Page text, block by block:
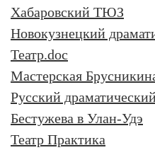
Хабаровский ТЮЗ
Новокузнецкий
Театр.doc
Мастерская
Русский
Бестужева в Улан-Удэ
Театр Практика